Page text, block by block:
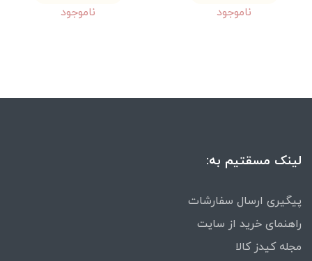
ناموجود ناموجود
لینک مسقتیم به:
پیگیری ارسال سفارشات
راهنمای خرید از سایت
مجله کیدز کالا